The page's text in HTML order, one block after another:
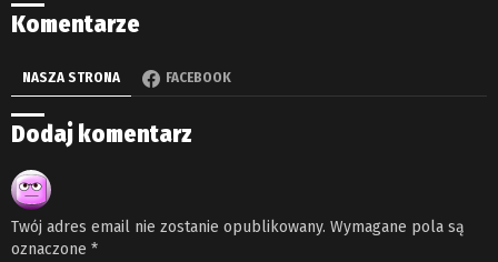
Komentarze
NASZA STRONA FACEBOOK
Dodaj komentarz
Twój adres email nie zostanie opublikowany. Wymagane pola są
oznaczone *